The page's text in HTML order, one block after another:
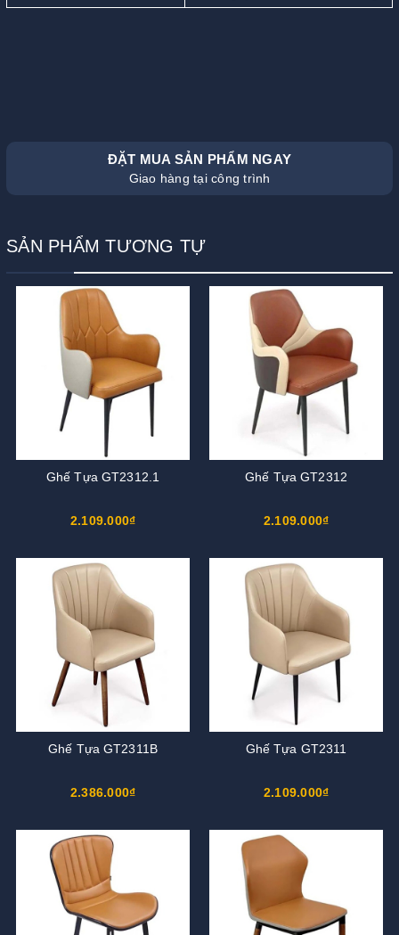
ĐẶT MUA SẢN PHẨM NGAY
Giao hàng tại công trình
SẢN PHẨM TƯƠNG TỰ
Ghế Tựa GT2312.1
2.109.000₫
Ghế Tựa GT2312
2.109.000₫
Ghế Tựa GT2311B
2.386.000₫
Ghế Tựa GT2311
2.109.000₫